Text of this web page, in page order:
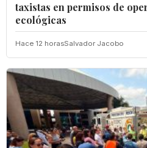
taxistas en permisos de
ecológicas
Hace 12 horasSalvador Jacobo